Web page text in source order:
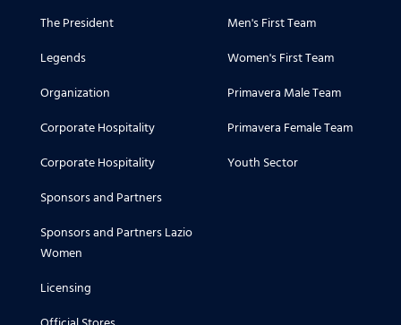
The President
Legends
Organization
Corporate Hospitality
Corporate Hospitality
Sponsors and Partners
Sponsors and Partners Lazio
Women
Licensing
Men's First Team
Women's First Team
Primavera Male Team
Primavera Female Team
Youth Sector